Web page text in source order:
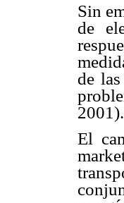
Sin
de
de
2001).
El